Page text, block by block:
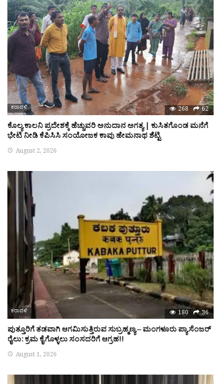
ಕರಾವಳಿ 268 62
ಕೊಲ್ಯ ಕಾಲನಿ ಪ್ರದೇಶಕ್ಕೆ ಹೆಚ್ಚುವರಿ ಅನುದಾನ ಅಗತ್ಯ | ಕುಸಿತಗೊಂಡ ಮನೆಗೆ
ಭೇಟಿ ನೀಡಿ ಕೆಪಿಸಿಸಿ ಸಂಯೋಜಕ ಕಾವು ಹೇಮನಾಥ ಶೆಟ್ಟಿ
August 2, 2026
ಕರಾವಳಿ 180 36
ಪುತ್ತೂರಿಗೆ ತಡವಾಗಿ ಆಗಮಿಸುತ್ತಿರುವ ಸುಬ್ರಹ್ಮಣ್ಯ – ಮಂಗಳೂರು ಪ್ಯಾಸೆಂಜರ್
ರೈಲು: ಕ್ರಮ ಕೈಗೊಳ್ಳಲು ಸಂಸದರಿಗೆ ಆಗ್ರಹ!!
August 1, 2026